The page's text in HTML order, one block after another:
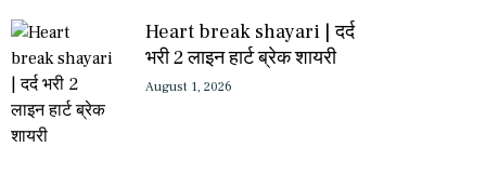
Heart break shayari | दर्द
भरी 2 लाइन हार्ट ब्रेक शायरी
August 1, 2026